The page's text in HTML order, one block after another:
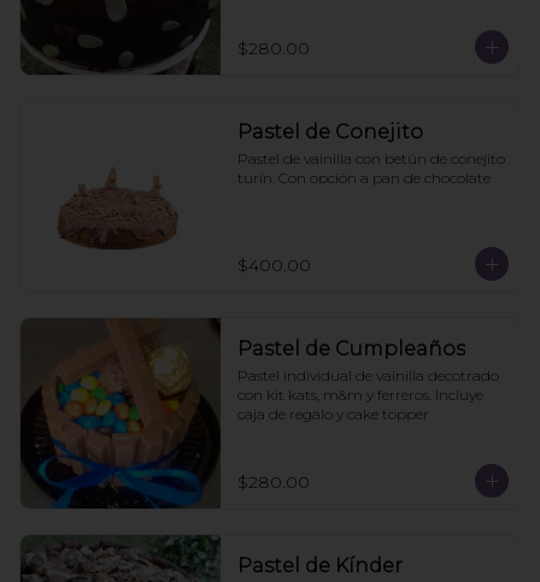
$280.00
Pastel de Conejito
Pastel de vainilla con betún de conejito
turín. Con opción a pan de chocolate
$400.00
Pastel de Cumpleaños
Pastel individual de vainilla decotrado
con kit kats, m&m y ferreros. Incluye
caja de regalo y cake topper
$280.00
Pastel de Kínder